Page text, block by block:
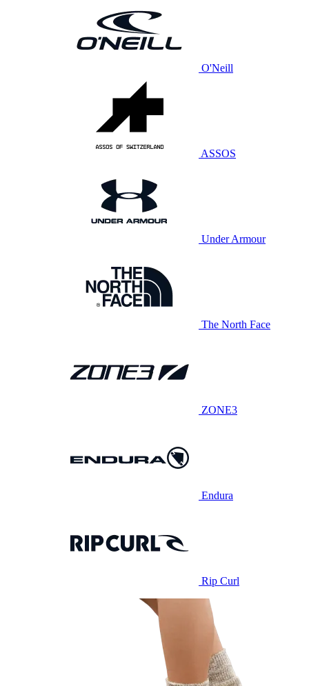
O'Neill
ASSOS
Under Armour
The North Face
ZONE3
Endura
Rip Curl